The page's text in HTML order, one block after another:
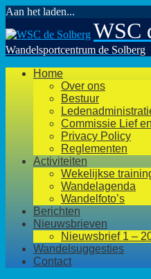
Aan het laden...
naar
de
WSC
Wandelsportcentrum de Solberg
Home
Over ons
Bestuur
Commissie Lief
Privacy Policy
Reglementen
Activiteiten
Wekelijkse
Wandelagenda
Wandelfoto’s
Berichten
Nieuwsbrieven
Nieuwsbrief 1 –
Wandelsuggesties
Contact